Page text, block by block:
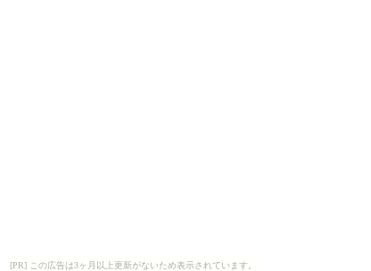
[PR] この広告は3ヶ月以上更新がないため表示されています。